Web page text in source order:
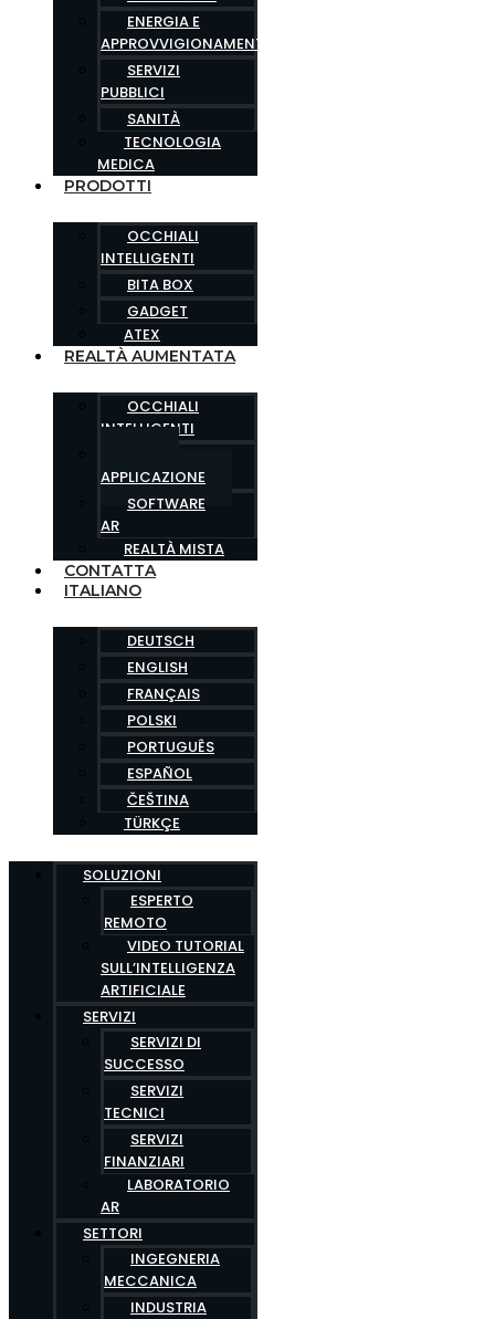
ENERGIA E
APPROVVIGIONAMENTO
SERVIZI
PUBBLICI
SANITÀ
TECNOLOGIA
MEDICA
PRODOTTI
OCCHIALI
INTELLIGENTI
BITA BOX
GADGET
ATEX
REALTÀ AUMENTATA
OCCHIALI
INTELLIGENTI
APPLICAZIONE
SOFTWARE
AR
REALTÀ MISTA
CONTATTA
ITALIANO
DEUTSCH
ENGLISH
FRANÇAIS
POLSKI
PORTUGUÊS
ESPAÑOL
ČEŠTINA
TÜRKÇE
SOLUZIONI
ESPERTO
REMOTO
VIDEO TUTORIAL
SULL’INTELLIGENZA
ARTIFICIALE
SERVIZI
SERVIZI DI
SUCCESSO
SERVIZI
TECNICI
SERVIZI
FINANZIARI
LABORATORIO
AR
SETTORI
INGEGNERIA
MECCANICA
INDUSTRIA